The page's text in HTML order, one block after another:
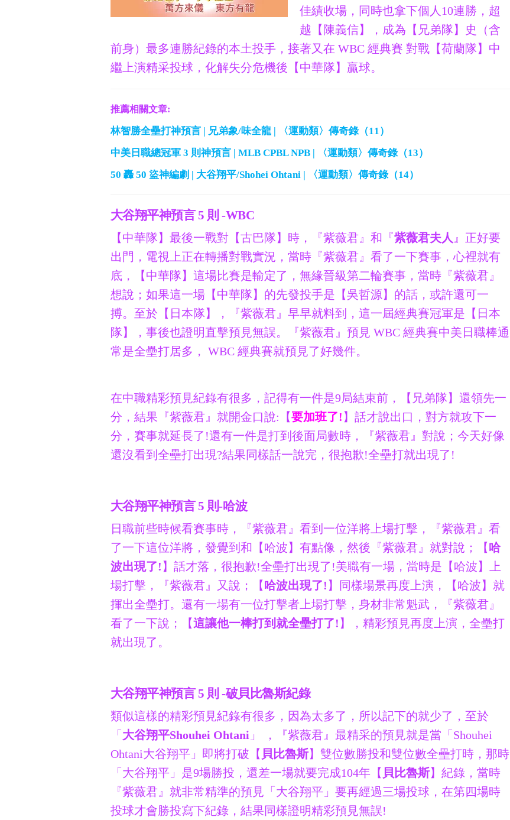
佳績收場，同時也拿下個人10連勝，超
越【陳義信】，成為【兄弟隊】史（含
前身）最多連勝紀錄的本土投手，接著又在 WBC 經典賽 對戰【荷蘭隊】中
繼上演精采投球，化解失分危機後【中華隊】贏球。
推薦相關文章:
林智勝全壘打神預言 | 兄弟象/味全龍 | 〈運動類〉傳奇錄（11）
中美日職總冠軍 3 則神預言 | MLB CPBL NPB | 〈運動類〉傳奇錄（13）
50 轟 50 盜神編劇 | 大谷翔平/Shohei Ohtani | 〈運動類〉傳奇錄（14）
大谷翔平神預言 5 則 -WBC
【中華隊】最後一戰對【古巴隊】時，『紫薇君』和『紫薇君夫人 』正好要
出門，電視上正在轉播對戰實況，當時『紫薇君』看了一下賽事，心裡就有
底，【中華隊】這場比賽是輸定了，無緣晉級第二輪賽事，當時『紫薇君』
想說；如果這一場【中華隊】的先發投手是【吳哲源】的話，或許還可一
搏。 至於【日本隊】，『紫薇君』早早就料到，這一屆經典賽冠軍是【日本
隊】，事後也證明直擊預見無誤。『紫薇君』預見 WBC 經典賽中美日職棒通
常是全壘打居多， WBC 經典賽就預見了好幾件。
在中職精彩預見紀錄有很多，記得有一件是9局結束前，【兄弟隊】還領先一
分，結果『紫薇君』就開金口說:【要加班了! 】話才說出口，對方就攻下一
分，賽事就延長了!還有一件是打到後面局數時，『紫薇君』對說；今天好像
還沒看到全壘打出現?結果同樣話一說完，很抱歉!全壘打就出現了!
大谷翔平神預言 5 則-哈波
日職前些時候看賽事時，『紫薇君』看到一位洋將上場打擊，『紫薇君』看
了一下這位洋將，發覺到和【哈波】有點像，然後『紫薇君』就對說；【哈
波出現了! 】話才落，很抱歉!全壘打出現了!美職有一場，當時是【哈波】上
場打擊，『紫薇君』又說；【哈波出現了! 】同樣場景再度上演，【哈波】就
揮出全壘打。還有一場有一位打擊者上場打擊，身材非常魁武，『紫薇君』
看了一下說；【這讓他一棒打到就全壘打了! 】，精彩預見再度上演，全壘打
就出現了。
大谷翔平神預言 5 則 -破貝比魯斯紀錄
類似這樣的精彩預見紀錄有很多，因為太多了，所以記下的就少了，至於
「 大谷翔平Shouhei Ohtani 」 ，『紫薇君』最精采的預見就是當「Shouhei
Ohtani大谷翔平」即將打破【 貝比魯斯】雙位數勝投和雙位數全壘打時，那時
「大谷翔平」是9場勝投，還差一場就要完成104年【 貝比魯斯】紀錄，當時
『紫薇君』就非常精準的預見「大谷翔平」要再經過三場投球，在第四場時
投球才會勝投寫下紀錄，結果同樣證明精彩預見無誤!